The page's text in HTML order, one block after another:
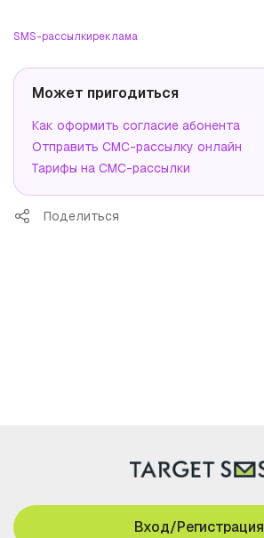
SMS-рассылкиреклама
Может пригодиться
Как оформить согласие абонента
Отправить СМС-рассылку онлайн
Тарифы на СМС-рассылки
Поделиться
Вход/Регистрация